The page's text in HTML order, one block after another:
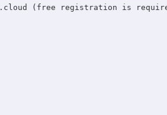
(free registration is